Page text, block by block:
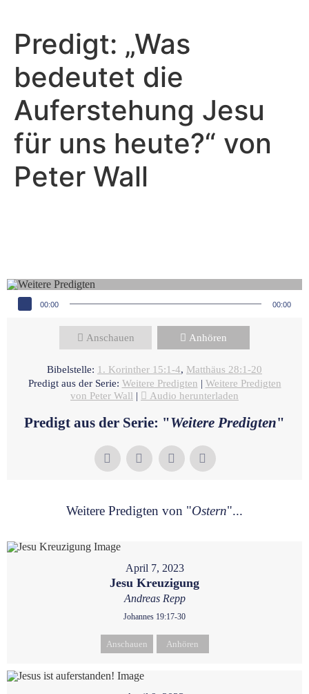
Predigt: „Was
bedeutet die
Auferstehung Jesu
für uns heute?“ von
Peter Wall
Audio-Player
00:00 00:00
Anschauen Anhören
Bibelstelle: 1. Korinther 15:1-4, Matthäus 28:1-20
Predigt aus der Serie: Weitere Predigten | Weitere Predigten
von Peter Wall | Audio herunterladen
Predigt aus der Serie: "Weitere Predigten"
Weitere Predigten von "Ostern"...
April 7, 2023
Jesu Kreuzigung
Andreas Repp
Johannes 19:17-30
Anschauen Anhören